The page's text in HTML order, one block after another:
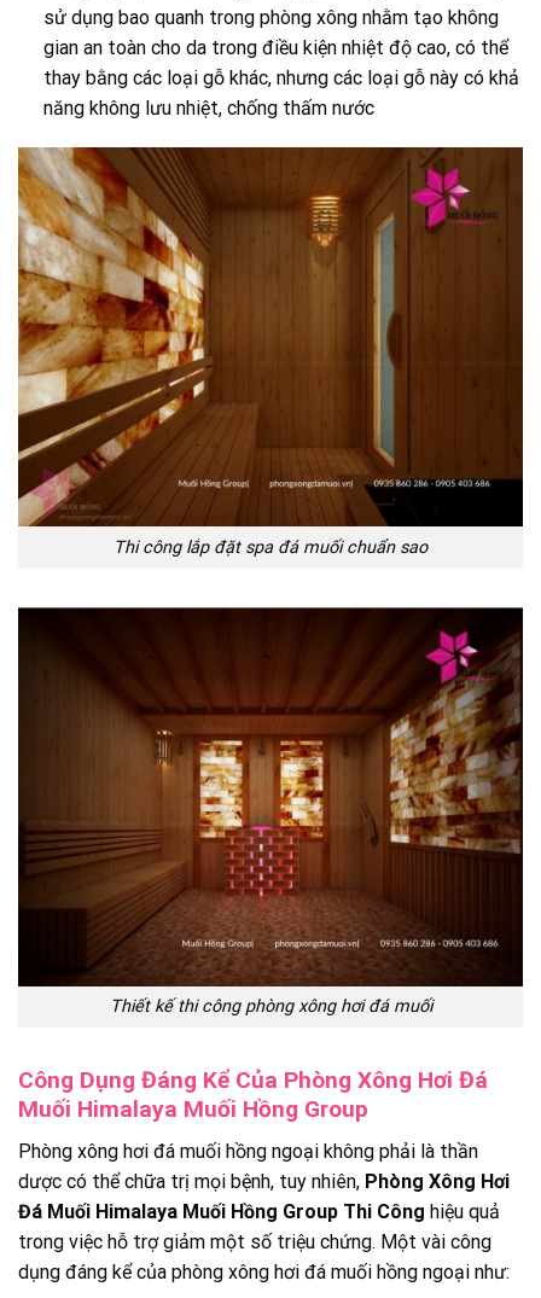
sử dụng bao quanh trong phòng xông nhằm tạo không
gian an toàn cho da trong điều kiện nhiệt độ cao, có thể
thay bằng các loại gỗ khác, nhưng các loại gỗ này có khả
năng không lưu nhiệt, chống thấm nước
Thi công lắp đặt spa đá muối chuẩn sao
Thiết kế thi công phòng xông hơi đá muối
Công Dụng Đáng Kể Của Phòng Xông Hơi Đá
Muối Himalaya Muối Hồng Group
Phòng xông hơi đá muối hồng ngoại không phải là thần
dược có thể chữa trị mọi bệnh, tuy nhiên, Phòng Xông Hơi
Đá Muối Himalaya Muối Hồng Group Thi Công hiệu quả
trong việc hỗ trợ giảm một số triệu chứng. Một vài công
dụng đáng kể của phòng xông hơi đá muối hồng ngoại như: